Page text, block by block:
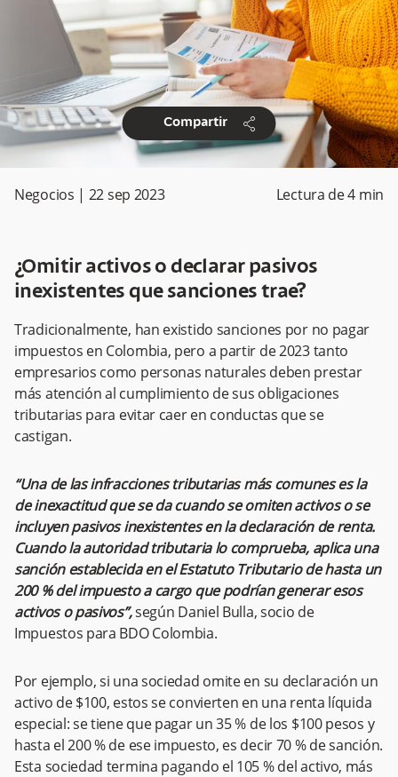
Compartir share
Negocios | 22 sep 2023 Lectura de4 min
¿Omitir activos o declarar pasivos
inexistentes que sanciones trae?
Tradicionalmente, han existido sanciones por no pagar
impuestos en Colombia, pero a partir de 2023 tanto
empresarios como personas naturales deben prestar
más atención al cumplimiento de sus obligaciones
tributarias para evitar caer en conductas que se
castigan.
“Una de las infracciones tributarias más comunes es la
de inexactitud que se da cuando se omiten activos o se
incluyen pasivos inexistentes en la declaración de renta.
Cuando la autoridad tributaria lo comprueba, aplica una
sanción establecida en el Estatuto Tributario de hasta un
200 % del impuesto a cargo que podrían generar esos
activos o pasivos”,según Daniel Bulla, socio de
Impuestos para BDO Colombia.
Por ejemplo, si una sociedad omite en su declaración un
activo de $100, estos se convierten en una renta líquida
especial: se tiene que pagar un 35 % de los $100 pesos y
hasta el 200 % de ese impuesto, es decir 70 % de sanción.
Esta sociedad termina pagando el 105 % del activo, más